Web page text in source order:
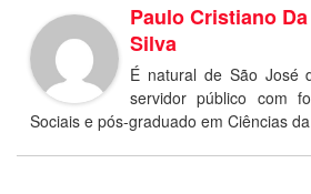
Paulo Cristiano Da
Silva
É natural de São José
servidor público com
Sociais e pós-graduado em Ciências